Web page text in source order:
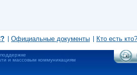
Официальные документы Кто есть кто?
и массовым коммуникациям